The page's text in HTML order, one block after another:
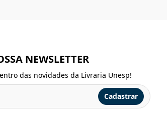
NEWSLETTER
das novidades da Livraria Unesp!
Cadastrar